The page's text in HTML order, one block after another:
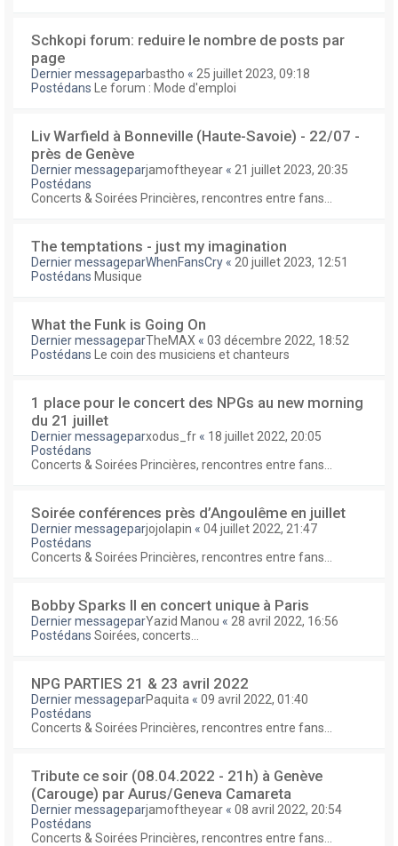
Schkopi forum: reduire le nombre de posts par
page
Dernier messageparbastho « 25 juillet 2023, 09:18
Postédans
Le forum : Mode d'emploi
Liv Warfield à Bonneville (Haute-Savoie) - 22/07 -
près de Genève
Dernier messageparjamoftheyear « 21 juillet 2023, 20:35
Postédans
Concerts & Soirées Princières, rencontres entre fans...
The temptations - just my imagination
Dernier messageparWhenFansCry « 20 juillet 2023, 12:51
Postédans Musique
What the Funk is Going On
Dernier messageparTheMAX « 03 décembre 2022, 18:52
Postédans
Le coin des musiciens et chanteurs
1 place pour le concert des NPGs au new morning
du 21 juillet
Dernier messageparxodus_fr « 18 juillet 2022, 20:05
Postédans
Concerts & Soirées Princières, rencontres entre fans...
Soirée conférences près d’Angoulême en juillet
Dernier messageparjojolapin « 04 juillet 2022, 21:47
Postédans
Concerts & Soirées Princières, rencontres entre fans...
Bobby Sparks II en concert unique à Paris
Dernier messageparYazid Manou « 28 avril 2022, 16:56
Postédans Soirées, concerts...
NPG PARTIES 21 & 23 avril 2022
Dernier messageparPaquita « 09 avril 2022, 01:40
Postédans
Concerts & Soirées Princières, rencontres entre fans...
Tribute ce soir (08.04.2022 - 21h) à Genève
(Carouge) par Aurus/Geneva Camareta
Dernier messageparjamoftheyear « 08 avril 2022, 20:54
Postédans
Concerts & Soirées Princières, rencontres entre fans...